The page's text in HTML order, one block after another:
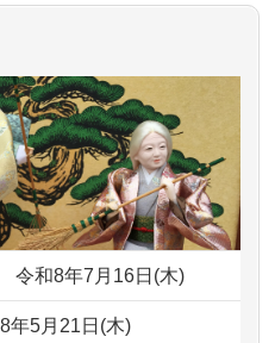
ので。
い実家の片付けを始め
店を見守ってくれてあり
形たちの供養をしてい
を供養・処分したいの
だ...
、供養祭までお人形は
が、きちんと供養して
令和8年7月16日(木)
年5月21日(木)